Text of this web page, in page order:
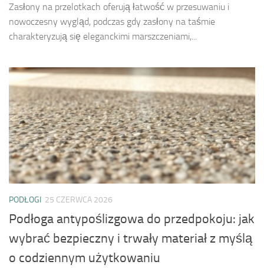
Zasłony na przelotkach oferują łatwość w przesuwaniu i
nowoczesny wygląd, podczas gdy zasłony na taśmie
charakteryzują się eleganckimi marszczeniami,...
PODŁOGI 25 CZERWCA 2026
Podłoga antypoślizgowa do przedpokoju: jak
wybrać bezpieczny i trwały materiał z myślą
o codziennym użytkowaniu